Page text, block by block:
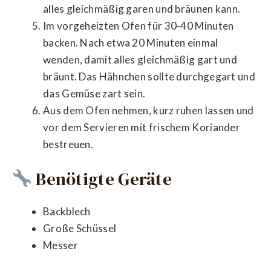
alles gleichmäßig garen und bräunen kann.
Im vorgeheizten Ofen für 30-40 Minuten
backen. Nach etwa 20 Minuten einmal
wenden, damit alles gleichmäßig gart und
bräunt. Das Hähnchen sollte durchgegart und
das Gemüse zart sein.
Aus dem Ofen nehmen, kurz ruhen lassen und
vor dem Servieren mit frischem Koriander
bestreuen.
Benötigte Geräte
Backblech
Große Schüssel
Messer